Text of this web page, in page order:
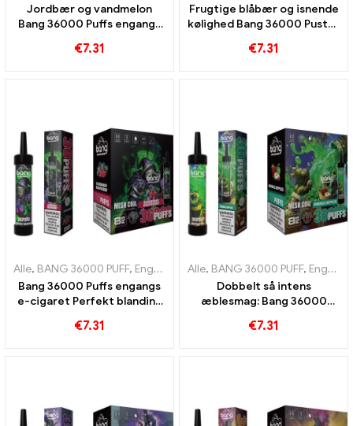
Jordbær og vandmelon
Bang 36000 Puffs engangs
for intens nydelse
€7.31
Frugtige blåbær og isnende
kølighed Bang 36000 Puster
unik oplevelse
€7.31
Alle, BANG 36000 PUFF, Engangs e-cigaretter ,Engangs e-
Bang 36000 Puffs engangs
e-cigaret Perfekt blanding
mesh coil for frugtig 36000
€7.31
Alle, BANG 36000 PUFF, Engangs e-cigaretter
Dobbelt så intens
æblesmag: Bang 36000
med Double Apples for
€7.31